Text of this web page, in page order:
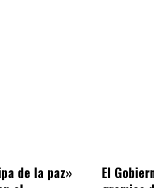
de la paz»
El